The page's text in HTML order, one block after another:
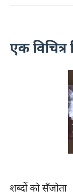
एक विचित्र
शब्दों को सँजोता